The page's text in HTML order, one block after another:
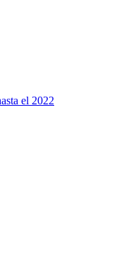
el 2022